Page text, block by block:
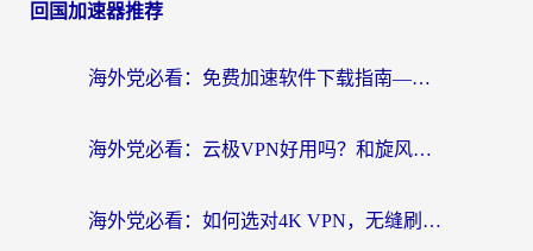
回国加速器推荐
海外党必看：免费加速软件下载指南——无缝访问国内资源的正确打开方式
海外党必看：云极VPN好用吗？和旋风VPN对比哪个回国效果更好？附真实体验+选择攻略
海外党必看：如何选对4K VPN，无缝刷国内剧听网易云？